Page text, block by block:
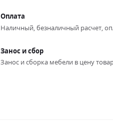
Оплата
Наличный, безналичный расчет,
Занос и сбор
Занос и сборка мебели в цену